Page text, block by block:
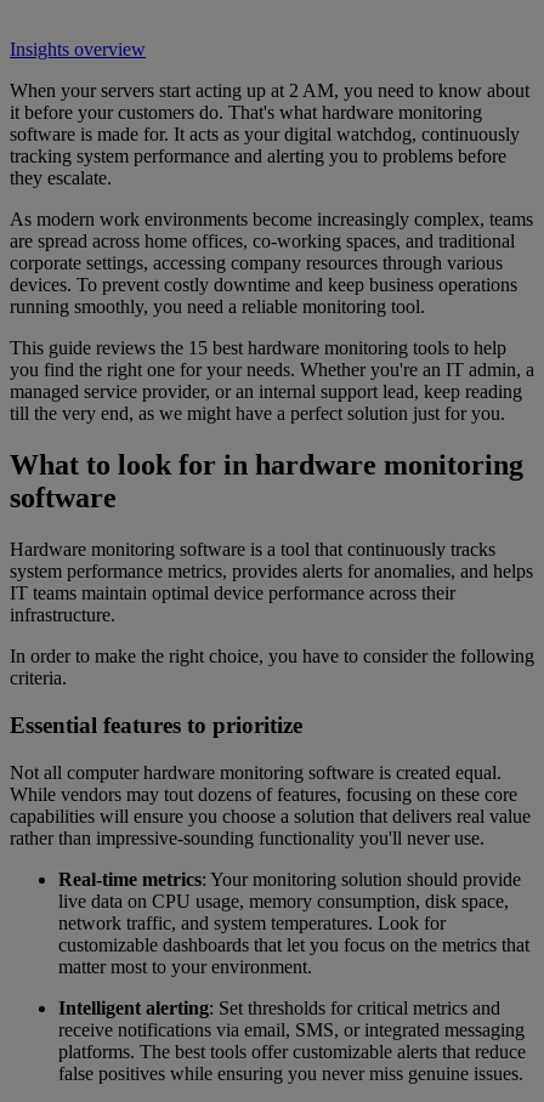
Insights overview
When your servers start acting up at 2 AM, you need to know about
it before your customers do. That's what hardware monitoring
software is made for. It acts as your digital watchdog, continuously
tracking system performance and alerting you to problems before
they escalate.
As modern work environments become increasingly complex, teams
are spread across home offices, co-working spaces, and traditional
corporate settings, accessing company resources through various
devices. To prevent costly downtime and keep business operations
running smoothly, you need a reliable monitoring tool.
This guide reviews the 15 best hardware monitoring tools to help
you find the right one for your needs. Whether you're an IT admin, a
managed service provider, or an internal support lead, keep reading
till the very end, as we might have a perfect solution just for you.
What to look for in hardware monitoring
software
Hardware monitoring software is a tool that continuously tracks
system performance metrics, provides alerts for anomalies, and helps
IT teams maintain optimal device performance across their
infrastructure.
In order to make the right choice, you have to consider the following
criteria.
Essential features to prioritize
Not all computer hardware monitoring software is created equal.
While vendors may tout dozens of features, focusing on these core
capabilities will ensure you choose a solution that delivers real value
rather than impressive-sounding functionality you'll never use.
Real-time metrics: Your monitoring solution should provide
live data on CPU usage, memory consumption, disk space,
network traffic, and system temperatures. Look for
customizable dashboards that let you focus on the metrics that
matter most to your environment.
Intelligent alerting: Set thresholds for critical metrics and
receive notifications via email, SMS, or integrated messaging
platforms. The best tools offer customizable alerts that reduce
false positives while ensuring you never miss genuine issues.